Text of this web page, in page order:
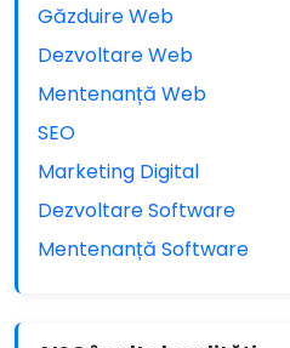
Găzduire Web
Dezvoltare Web
Mentenanță Web
SEO
Marketing Digital
Dezvoltare Software
Mentenanță Software